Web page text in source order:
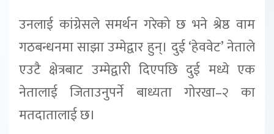
उनलाई कांग्रेसले समर्थन गरेको छ भने श्रेष्ठ वाम
गठबन्धनमा साझा उम्मेद्वार हुन्। दुई ‘हेववेट’ नेताले
एउटै क्षेत्रबाट उम्मेद्वारी दिएपछि दुई मध्ये एक
नेतालाई जिताउनुपर्ने बाध्यता गोरखा–२ का
मतदातालाई छ।